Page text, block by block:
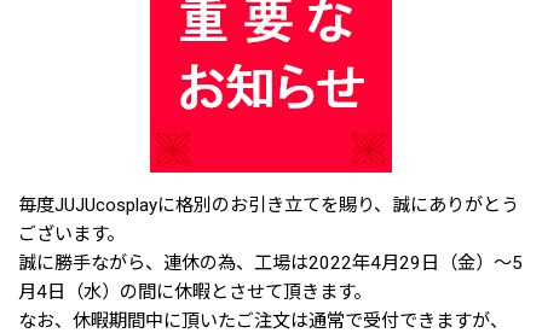
毎度JUJUcosplayに格別のお引き立てを賜り、誠にありがとう
ございます。
誠に勝手ながら、連休の為、工場は2022年4月29日（金）～5
月4日（水）の間に休暇とさせて頂きます。
なお、休暇期間中に頂いたご注文は通常で受付できますが、